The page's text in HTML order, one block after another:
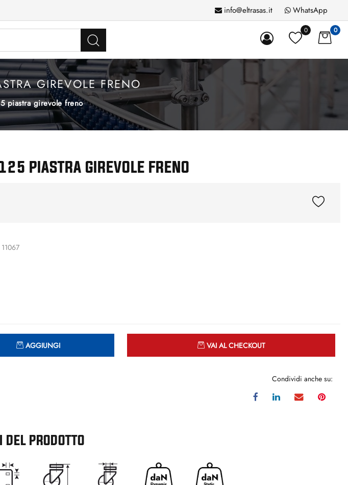
info@eltrasas.it WhatsApp
0 0
GIREVOLE FRENO
piastra girevole freno
PIASTRA GIREVOLE FRENO
AGGIUNGI VAI AL CHECKOUT
Condividi anche su:
PRODOTTO